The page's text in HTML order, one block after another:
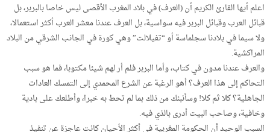
اعلم أيها القارئ الكريم أن (العرف) في بلاد المغرب الأقصى ليس خاصا بالبربر، بل
قبائل العرب وقبائل البربر فيه سواسية، بل العرف عندنا معشر العرب أكثر استعمالا،
ولا سيما في بلادنا سجلماسة أو “تفيلالت” وهي كورة في الجانب الشرقي من البلاد
المراكشية.
والعرف عندنا مدون في كتاب، وأما البربر فلم أر لهم شيئا مكتوبا، فما هو سبب
التحاكم إلى هذا العرف؟ أهو الرغبة عن الشرع المحمدي إلى التمسك العادات
الجاهلية؟ كلا ثم كلا! وسأنبئك من ذلك بما لم تحط به خبرا، وأطلعك على بادية
وخافية، وصاحب البيت أدرى بالذي فيه.
السبب الوحيد أن الحكومة المغربية في أكثر الأحيان كانت عاجزة عن تنفيذ